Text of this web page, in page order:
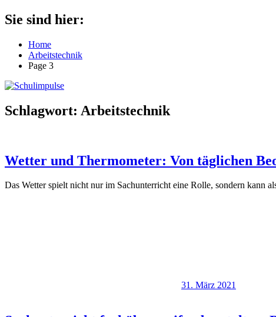
Zum
Inhalt
Schulimpulse
für
Grundschule
Sie sind hier:
Home
Arbeitstechnik
Page 3
Schlagwort: Arbeitstechnik
Wetter und Thermometer: Von täglichen
Das Wetter spielt nicht nur im Sachunterricht eine Rolle, sondern kann
31. März 2021